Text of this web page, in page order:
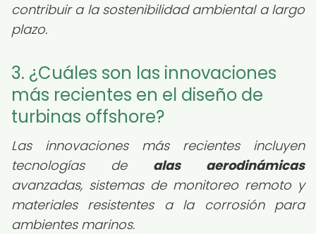
contribuir a la sostenibilidad ambiental a largo
plazo.
3. ¿Cuáles son las innovaciones
más recientes en el diseño de
turbinas offshore?
Las innovaciones más recientes incluyen
tecnologías de alas aerodinámicas
avanzadas, sistemas de monitoreo remoto y
materiales resistentes a la corrosión para
ambientes marinos.